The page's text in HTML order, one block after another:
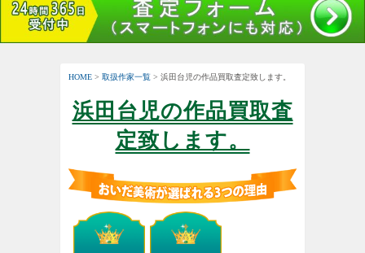
HOME > 取扱作家一覧 > 浜田台児の作品買取査定致します。
浜田台児の作品買取査
定致します。